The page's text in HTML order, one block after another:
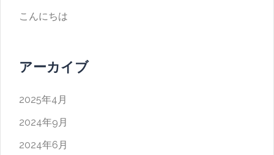
こんにちは
アーカイブ
2025年4月
2024年9月
2024年6月